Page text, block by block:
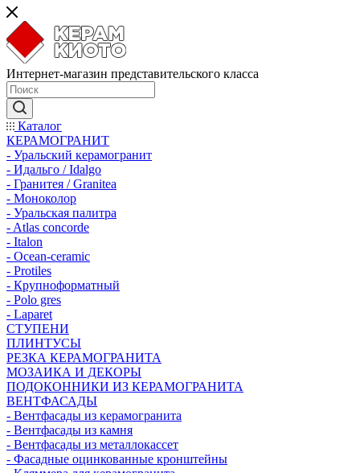
Интернет-магазин представительского класса
Каталог
КЕРАМОГРАНИТ
- Уральский керамогранит
- Идальго / Idalgo
- Гранитея / Granitea
- Моноколор
- Уральская палитра
- Atlas concorde
- Italon
- Ocean-ceramic
- Protiles
- Крупноформатный
- Polo gres
- Laparet
СТУПЕНИ
ПЛИНТУСЫ
РЕЗКА КЕРАМОГРАНИТА
МОЗАИКА И ДЕКОРЫ
ПОДОКОННИКИ ИЗ КЕРАМОГРАНИТА
ВЕНТФАСАДЫ
- Вентфасады из керамогранита
- Вентфасады из камня
- Вентфасады из металлокассет
- Фасадные оцинкованные кронштейны